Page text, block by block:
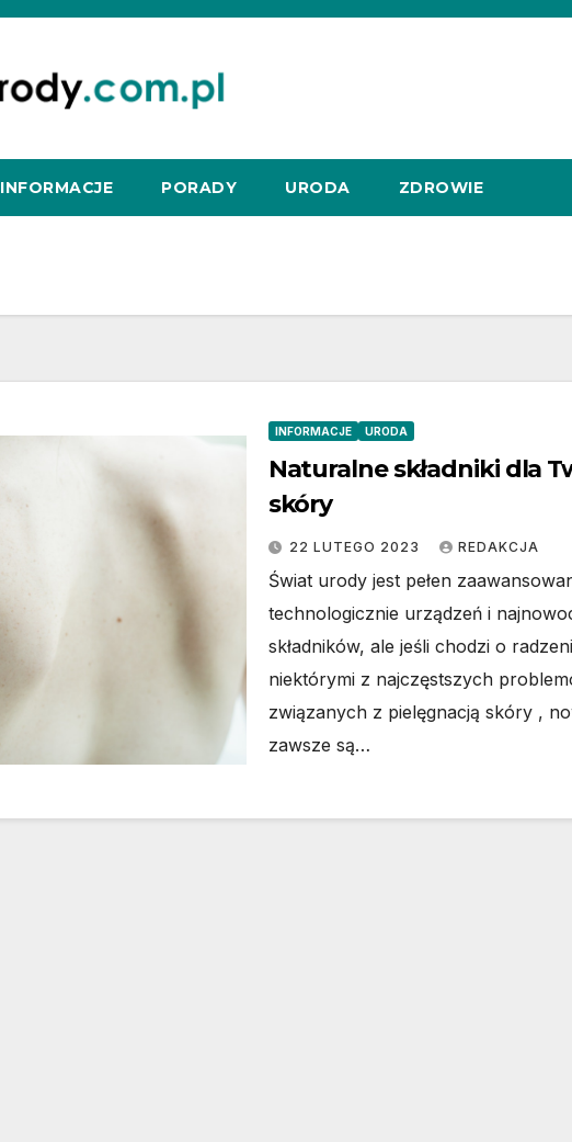
INFORMACJE PORADY URODA ZDROWIE
INFORMACJE URODA
Naturalne składniki dla
skóry
22 LUTEGO 2023 REDAKCJA
Świat urody jest pełen
technologicznie urządzeń i
składników, ale jeśli chodzi o
niektórymi z najczęstszych
związanych z pielęgnacją skóry ,
zawsze są…